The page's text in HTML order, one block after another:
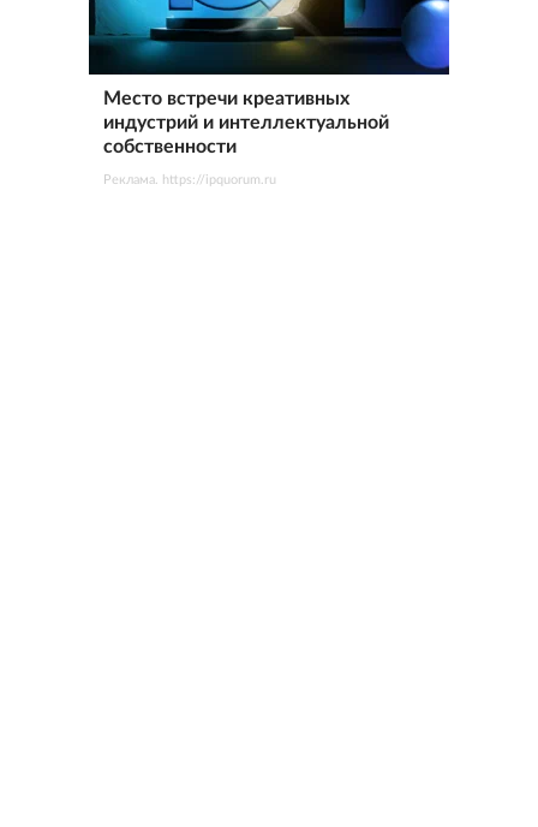
Место встречи креативных
индустрий и интеллектуальной
собственности
Реклама. https://ipquorum.ru